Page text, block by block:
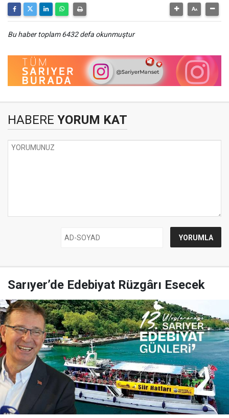
Bu haber toplam 6432 defa okunmuştur
HABERE YORUM KAT
Sarıyer’de Edebiyat Rüzgârı Esecek